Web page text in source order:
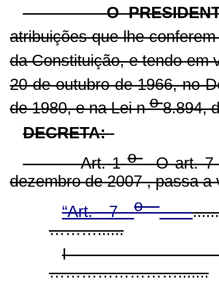
O PRESIDENTE
atribuições que lhe
da Constituição, e tendo em
20 de outubro de 1966, no
de 1980, e na Lei no8.894,
DECRETA:
Art. 1oO art.
dezembro de 2007, passa a
“Art. 7o
………......
I -
…………………….......